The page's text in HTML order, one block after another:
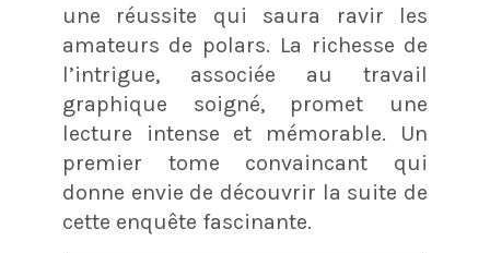
une réussite qui saura ravir les
amateurs de polars. La richesse de
l’intrigue, associée au travail
graphique soigné, promet une
lecture intense et mémorable. Un
premier tome convaincant qui
donne envie de découvrir la suite de
cette enquête fascinante.